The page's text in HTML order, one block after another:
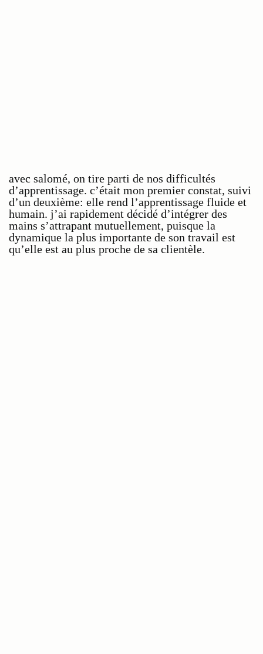
avec salomé, on tire parti de nos difficultés
d’apprentissage. c’était mon premier constat, suivi
d’un deuxième: elle rend l’apprentissage fluide et
humain. j’ai rapidement décidé d’intégrer des
mains s’attrapant mutuellement, puisque la
dynamique la plus importante de son travail est
qu’elle est au plus proche de sa clientèle.